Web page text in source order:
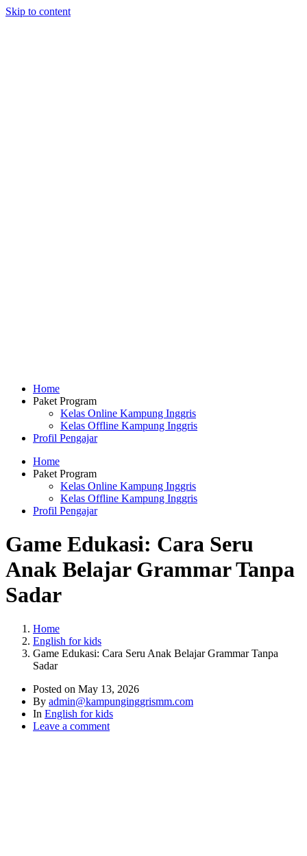
Skip to content
Home
Paket Program
Kelas Online Kampung Inggris
Kelas Offline Kampung Inggris
Profil Pengajar
Home
Paket Program
Kelas Online Kampung Inggris
Kelas Offline Kampung Inggris
Profil Pengajar
Game Edukasi: Cara Seru
Anak Belajar Grammar Tanpa
Sadar
Home
English for kids
Game Edukasi: Cara Seru Anak Belajar Grammar Tanpa
Sadar
Posted on May 13, 2026
By admin@kampunginggrismm.com
In English for kids
Leave a comment